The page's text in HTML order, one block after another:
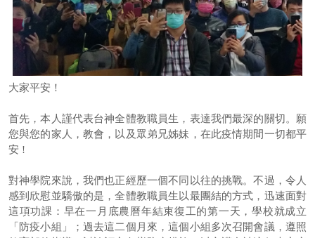
2020年
2019年
大家平安！
首先，本人謹代表台神全體教職員生，表達我們最深的關切。願
您與您的家人，教會，以及眾弟兄姊妹，在此疫情期間一切都平
安 !
對神學院來說，我們也正經歷一個不同以往的挑戰。不過，令人
感到欣慰並驕傲的是，全體教職員生以最團結的方式，迅速面對
這項功課：早在一月底農曆年結束復工的第一天，學校就成立
「防疫小組」；過去這二個月來，這個小組多次召開會議，遵照